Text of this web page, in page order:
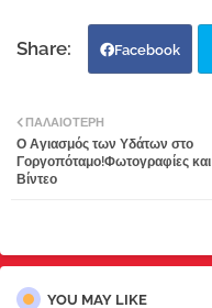
Facebook
ΠΑΛΑΙΌΤΕΡΗ
Ο Αγιασμός των Υδάτων στο
Γοργοπόταμο!Φωτογραφίες και
Βίντεο
YOU MAY LIKE